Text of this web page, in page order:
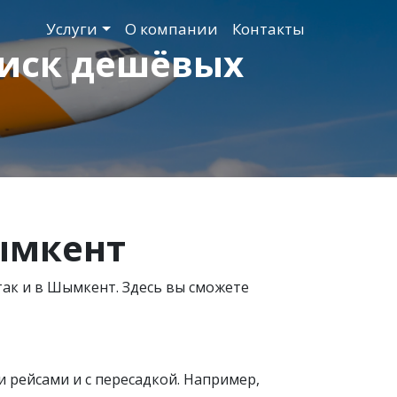
Услуги О компании Контакты
дешёвых
и в Шымкент. Здесь вы сможете
и с пересадкой. Например,